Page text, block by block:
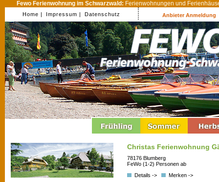
Fewo Ferienwohnung im Schwarzwald: Ferienwohnungen und
Home | Impressum | Datenschutz Anbieter Anmeldung
Christas Ferienwohnung
78176 Blumberg
FeWo (1-2) Personen ab
Details ->
Merken ->